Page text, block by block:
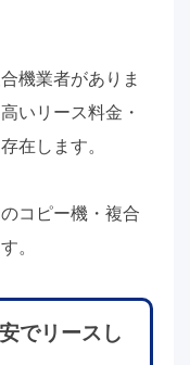
機業者がありま
いリース料金・
在します。
コピー機・複合
。
でリースし